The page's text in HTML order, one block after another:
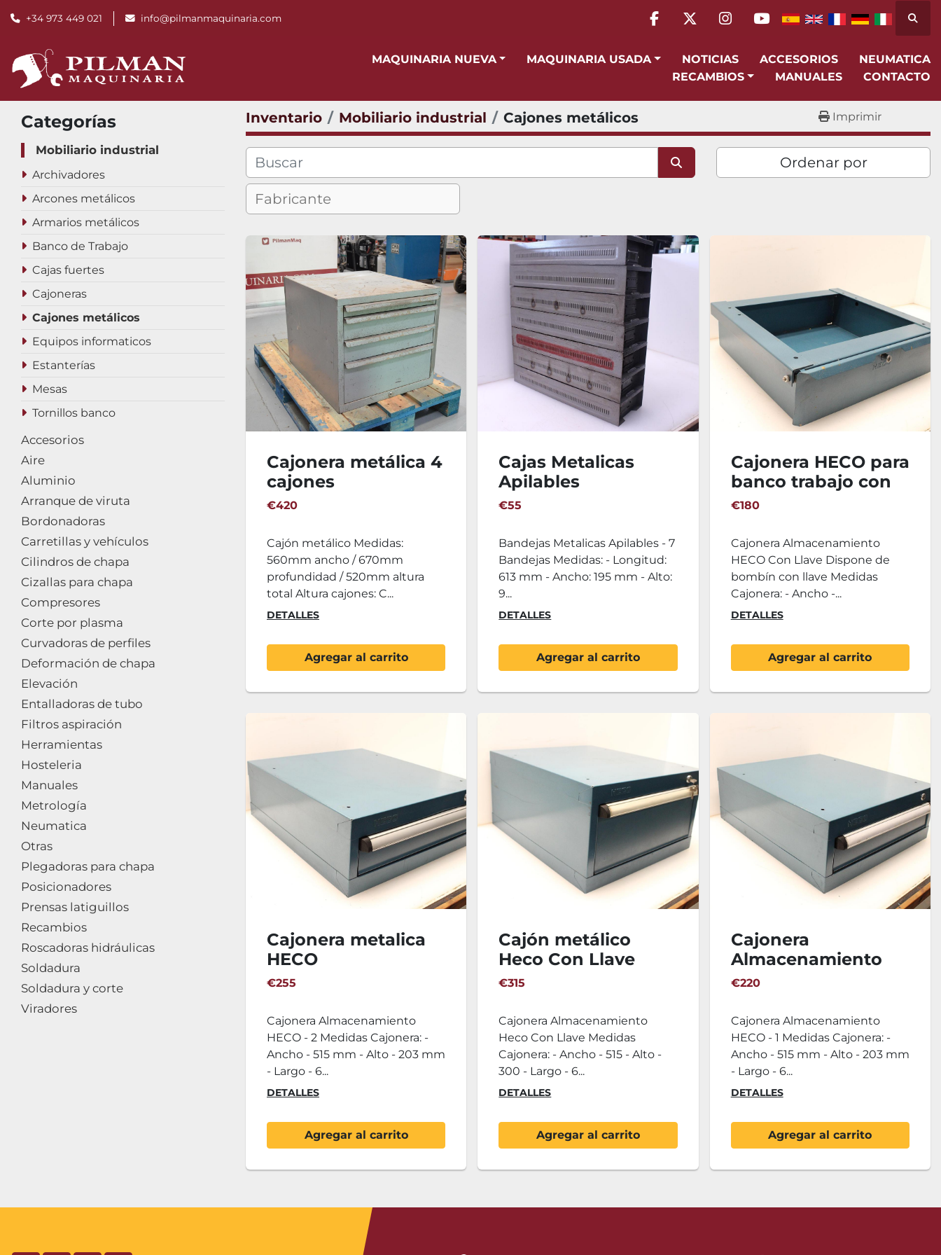
+34 973 449 021 info@pilmanmaquinaria.com
facebook
twitterinstagram
youtube
MAQUINARIA NUEVA MAQUINARIA USADA NOTICIAS ACCESORIOS
NEUMATICA
RECAMBIOS
MANUALES CONTACTO
Categorías
Mobiliario industrial
Archivadores
Arcones metálicos
Armarios metálicos
Banco de Trabajo
Cajas fuertes
Cajoneras
Cajones metálicos
Equipos informaticos
Estanterías
Mesas
Tornillos banco
Accesorios
Aire
Aluminio
Arranque de viruta
Bordonadoras
Carretillas y vehículos
Cilindros de chapa
Cizallas para chapa
Compresores
Corte por plasma
Curvadoras de perfiles
Deformación de chapa
Elevación
Entalladoras de tubo
Filtros aspiración
Herramientas
Hosteleria
Manuales
Metrología
Neumatica
Otras
Plegadoras para chapa
Posicionadores
Prensas latiguillos
Recambios
Roscadoras hidráulicas
Soldadura
Soldadura y corte
Viradores
Inventario Mobiliario industrial Cajones metálicos Imprimir
Ordenar por
Cajonera metálica 4
cajones
560x670x520(h)mm
€420
Cajón metálico Medidas:
560mm ancho / 670mm
profundidad / 520mm altura
total Altura cajones: C...
DETALLES
Agregar al carrito
Cajas Metalicas
Apilables
613x195x95mm - 7
€55
Bandejas Metalicas Apilables - 7
Bandejas Medidas: - Longitud:
613 mm - Ancho: 195 mm - Alto:
9...
DETALLES
Agregar al carrito
Cajonera HECO para
banco trabajo con
Llave
€180
Cajonera Almacenamiento
HECO Con Llave Dispone de
bombín con llave Medidas
Cajonera: - Ancho -...
DETALLES
Agregar al carrito
Cajonera metalica
HECO
500x200x600mm
€255
Cajonera Almacenamiento
HECO - 2 Medidas Cajonera: -
Ancho - 515 mm - Alto - 203 mm
- Largo - 6...
DETALLES
Agregar al carrito
Cajón metálico
Heco Con Llave
515x603x300mm
€315
Cajonera Almacenamiento
Heco Con Llave Medidas
Cajonera: - Ancho - 515 - Alto -
300 - Largo - 6...
DETALLES
Agregar al carrito
Cajonera
Almacenamiento
HECO I
€220
Cajonera Almacenamiento
HECO - 1 Medidas Cajonera: -
Ancho - 515 mm - Alto - 203 mm
- Largo - 6...
DETALLES
Agregar al carrito